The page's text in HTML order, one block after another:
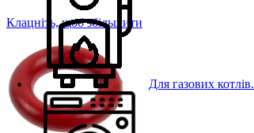
Для газових котлів.
Клацніть, щоб збільшити